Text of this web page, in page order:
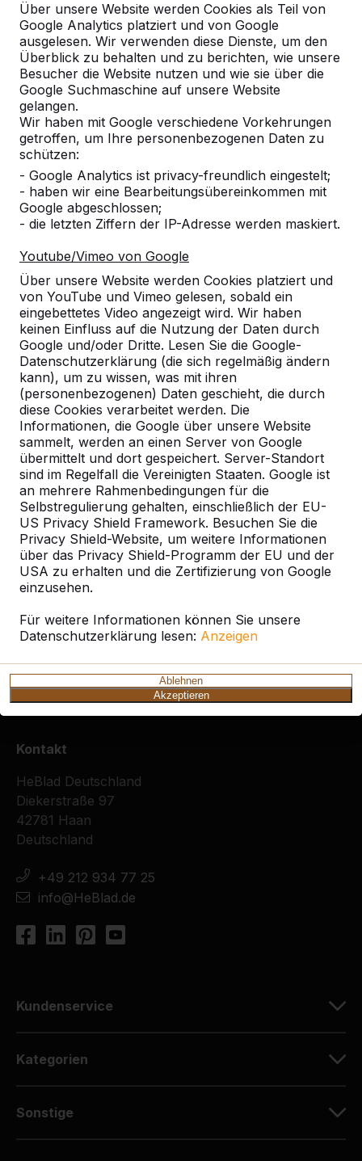
Über unsere Website werden Cookies als Teil von
Google Analytics platziert und von Google
ausgelesen. Wir verwenden diese Dienste, um den
Überblick zu behalten und zu berichten, wie unsere
Besucher die Website nutzen und wie sie über die
Google Suchmaschine auf unsere Website
gelangen.
Wir haben mit Google verschiedene Vorkehrungen
getroffen, um Ihre personenbezogenen Daten zu
schützen:
- Google Analytics ist privacy-freundlich eingestelt;
- haben wir eine Bearbeitungsübereinkommen mit
Google abgeschlossen;
- die letzten Ziffern der IP-Adresse werden maskiert.
Youtube/Vimeo von Google
Über unsere Website werden Cookies platziert und
von YouTube und Vimeo gelesen, sobald ein
eingebettetes Video angezeigt wird. Wir haben
keinen Einfluss auf die Nutzung der Daten durch
Google und/oder Dritte. Lesen Sie die Google-
Datenschutzerklärung (die sich regelmäßig ändern
kann), um zu wissen, was mit ihren
(personenbezogenen) Daten geschieht, die durch
diese Cookies verarbeitet werden. Die
Informationen, die Google über unsere Website
sammelt, werden an einen Server von Google
übermittelt und dort gespeichert. Server-Standort
sind im Regelfall die Vereinigten Staaten. Google ist
an mehrere Rahmenbedingungen für die
Selbstregulierung gehalten, einschließlich der EU-
US Privacy Shield Framework. Besuchen Sie die
Privacy Shield-Website, um weitere Informationen
über das Privacy Shield-Programm der EU und der
USA zu erhalten und die Zertifizierung von Google
einzusehen.
Für weitere Informationen können Sie unsere
Datenschutzerklärung lesen: Anzeigen
Ablehnen
Akzeptieren
Referenzen
Unsere Produkte finden Sie in ganz Europa
und darüber hinaus. Sehen Sie hier, wo Sie
ein HeBlad-Produkt in Ihrer Nähe finden.
Produkt
Alles anzeigen
Kategorie
Alles anzeigen
Ort oder Postleitzahl suchen
Zie ook
Kontakt
HeBlad Deutschland
Diekerstraße 97
42781 Haan
Deutschland
+49 212 934 77 25
info@HeBlad.de
Kundenservice
Kategorien
Sonstige